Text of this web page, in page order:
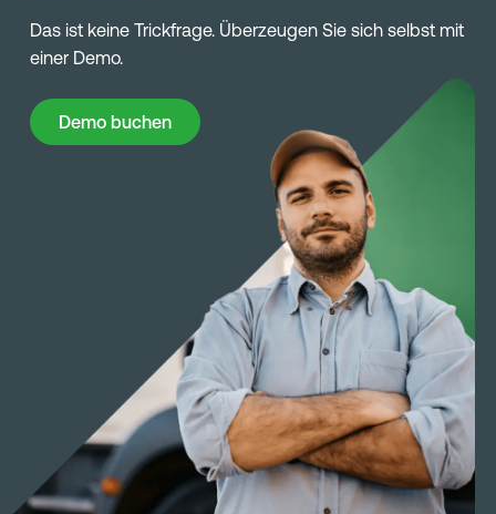
Das ist keine Trickfrage. Überzeugen Sie sich selbst mit
einer Demo.
Demo buchen
Demo buchen